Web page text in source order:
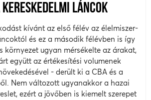
LÁNCOK
kívánt az első félév az élelmiszer-
és ez a második félévben is így
környezet ugyan mérsékelte az árakat,
együtt az értékesítési volumenek
- derült ki a CBA és a
Nem változott ugyanakkor a hazai
ezért a jövőben is kiemelt szerepet